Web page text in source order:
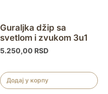
Guraljka džip sa
svetlom i zvukom 3u1
5.250,00 RSD
Додај у корпу